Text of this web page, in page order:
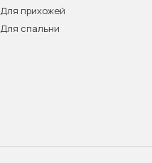
Для прихожей
Для спальни